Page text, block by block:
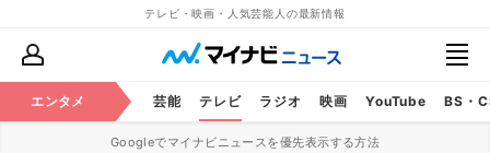
テレビ・映画・人気芸能人の最新情報
エンタメ 芸能 テレビ ラジオ 映画 YouTube BS・
Googleでマイナビニュースを優先表示する方法